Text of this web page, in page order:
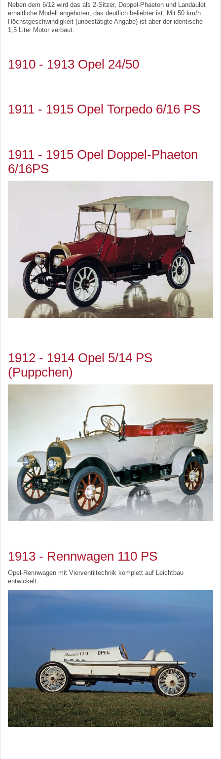
Neben dem 6/12 wird das als 2-Sitzer, Doppel-Phaeton und Landaulet
erhältliche Modell angeboten, das deutlich beliebter ist. Mit 50 km/h
Höchstgeschwindigkeit (unbestätigte Angabe) ist aber der identische
1,5 Liter Motor verbaut.
1910 - 1913 Opel 24/50
1911 - 1915 Opel Torpedo 6/16 PS
1911 - 1915 Opel Doppel-Phaeton
6/16PS
1912 - 1914 Opel 5/14 PS
(Puppchen)
1913 - Rennwagen 110 PS
Opel-Rennwagen mit Vierventiltechnik komplett auf Leichtbau
entwickelt.